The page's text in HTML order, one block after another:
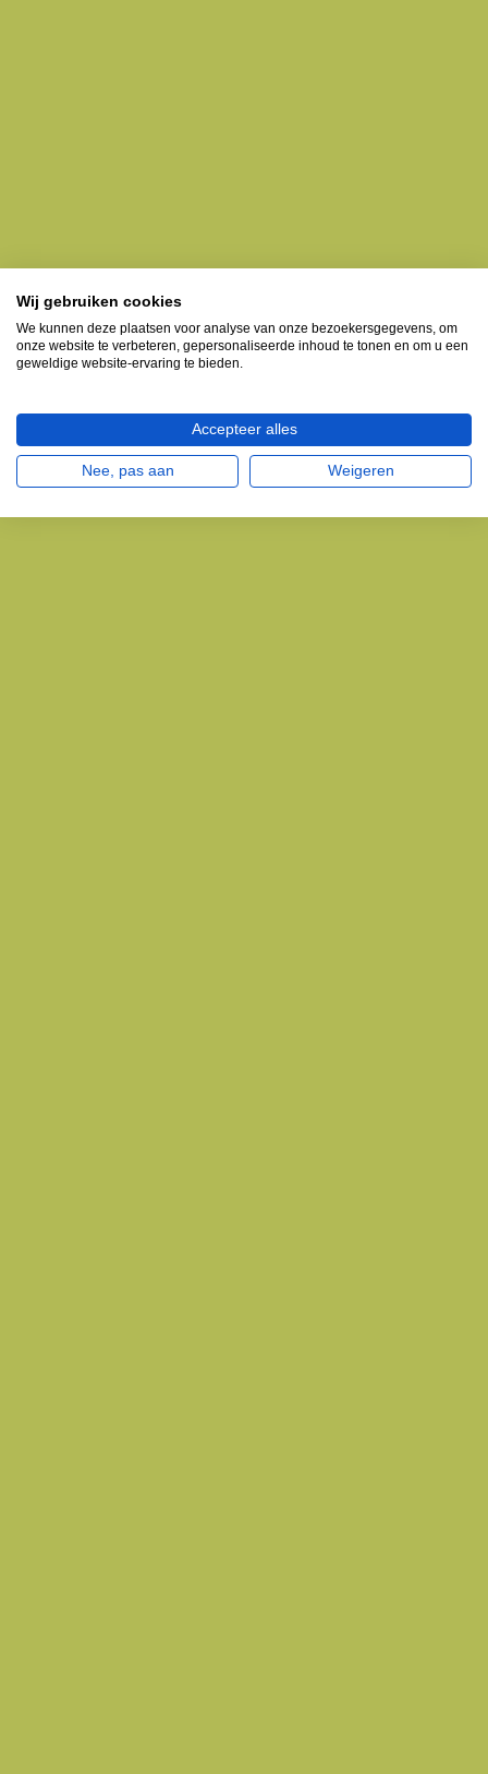
Wij gebruiken cookies
We kunnen deze plaatsen voor analyse van onze bezoekersgegevens, om
onze website te verbeteren, gepersonaliseerde inhoud te tonen en om u een
geweldige website-ervaring te bieden.
Accepteer alles
Nee, pas aan Weigeren